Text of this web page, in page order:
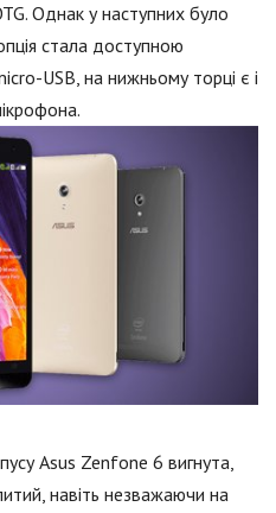
Однак у наступних було
стала доступною
USB, на нижньому торці є і
Asus Zenfone 6 вигнута,
навіть незважаючи на